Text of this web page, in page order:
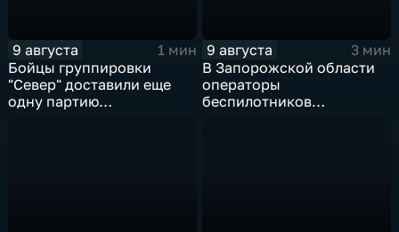
9 августа
1 мин
Бойцы группировки
"Север" доставили еще
одну партию
9 августа
3 мин
В Запорожской области
операторы
беспилотников